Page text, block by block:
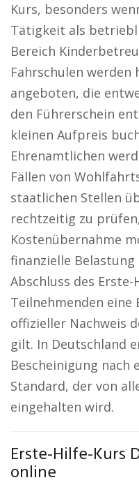
Kurs, besonders
Tätigkeit als
Bereich
Fahrschulen werden
angeboten, die
den Führerschein
kleinen Aufpreis
Ehrenamtlichen
Fällen von
staatlichen Stellen
rechtzeitig zu
Kostenübernahme
finanzielle Belastung
Abschluss des
Teilnehmenden eine
offizieller Nachweis
gilt. In Deutschland
Bescheinigung nach
Standard, der von
eingehalten wird.
Erste-Hilfe-Kurs
online